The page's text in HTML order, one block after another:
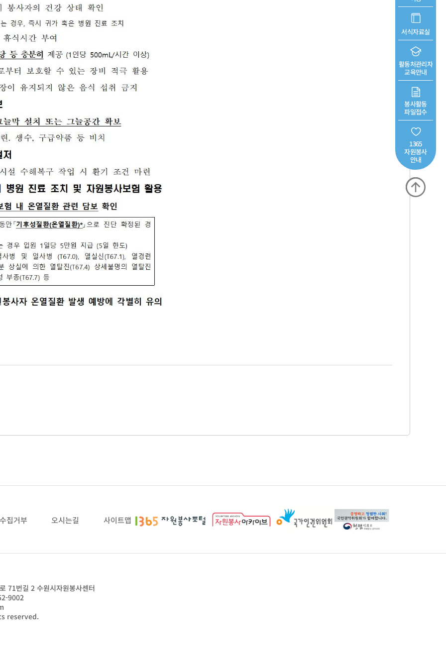
서식자료실
활동처관리자
교육안내
봉사활동
파일접수
1365
자원봉사
안내
집거부 오시는길 사이트맵
71번길 2 수원시자원봉사센터
9002
reserved.